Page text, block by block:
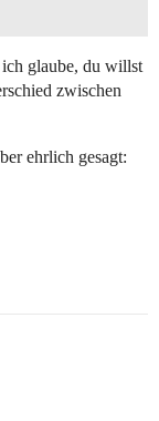
ich glaube, du willst
zwischen
ehrlich gesagt: